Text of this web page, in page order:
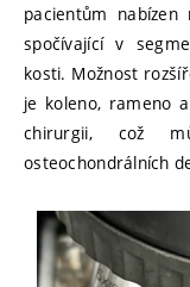
pacientům
spočívající v
kosti. Možnost
je koleno, rameno
chirurgii, což
osteochondrálních